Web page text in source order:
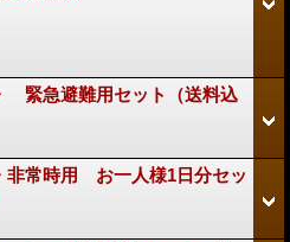
緊急避難用セット（送料込
非常時用 お一人様1日分セッ